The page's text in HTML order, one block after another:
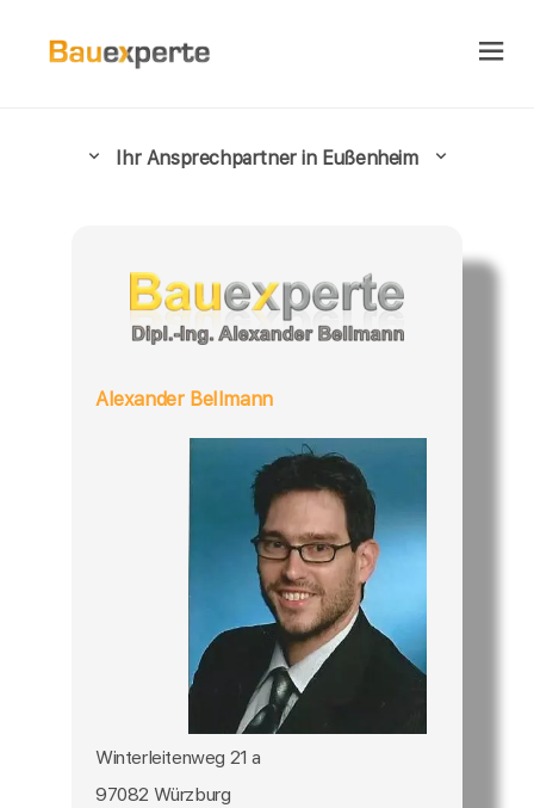
Ihr Ansprechpartner in Eußenheim
Alexander Bellmann
Winterleitenweg 21 a
97082 Würzburg